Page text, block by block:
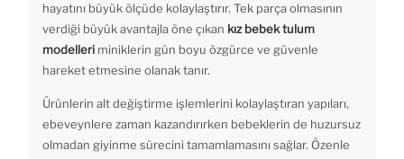
hayatını büyük ölçüde kolaylaştırır. Tek parça olmasının
verdiği büyük avantajla öne çıkan kız bebek tulum
modelleri miniklerin gün boyu özgürce ve güvenle
hareket etmesine olanak tanır.
Ürünlerin alt değiştirme işlemlerini kolaylaştıran yapıları,
ebeveynlere zaman kazandırırken bebeklerin de huzursuz
olmadan giyinme sürecini tamamlamasını sağlar. Özenle